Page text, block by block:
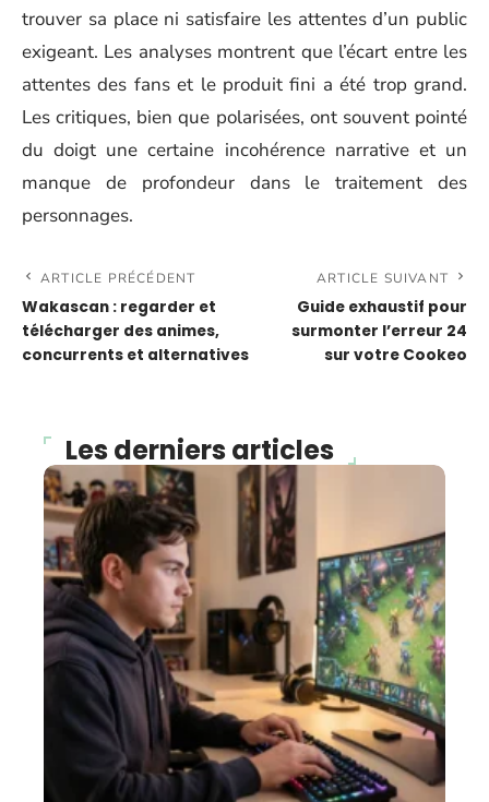
trouver sa place ni satisfaire les attentes d’un public
exigeant. Les analyses montrent que l’écart entre les
attentes des fans et le produit fini a été trop grand.
Les critiques, bien que polarisées, ont souvent pointé
du doigt une certaine incohérence narrative et un
manque de profondeur dans le traitement des
personnages.
ARTICLE PRÉCÉDENT
Wakascan : regarder et
télécharger des animes,
concurrents et alternatives
ARTICLE SUIVANT
Guide exhaustif pour
surmonter l’erreur 24
sur votre Cookeo
Les derniers articles